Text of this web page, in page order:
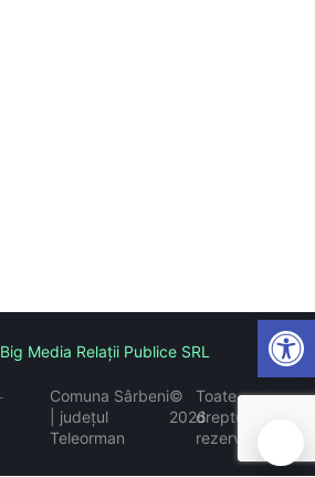
Comuna Sârbeni
| județul
Teleorman
©
2026
Toate
drepturile
rezervate
Big Media Relații Publice SRL